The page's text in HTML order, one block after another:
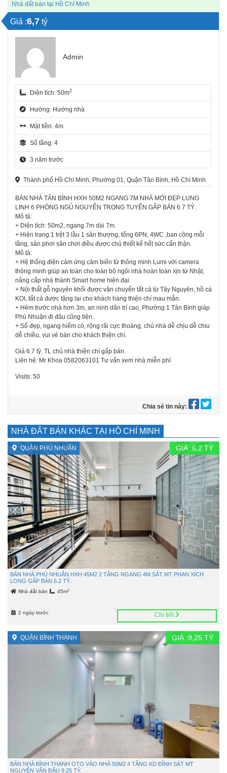
Nhà đất bán tại Hồ Chí Minh
Giá :6,7 tỷ
Admin
Diện tích: 50m2
Hướng: Hướng nhà
Mặt tiền: 4m
Số tầng: 4
3 năm trước
Thành phố Hồ Chí Minh, Phường 01, Quận Tân Bình, Hồ Chí Minh
BÁN NHÀ TÂN BÌNH HXH 50M2 NGANG 7M NHÀ MỚI ĐẸP LUNG
LINH 6 PHÒNG NGỦ NGUYỄN TRỌNG TUYỂN GẤP BÁN 6.7 TỶ.
Mô tả:
+ Diện tích: 50m2, ngang 7m dài 7m.
+ Hiện trạng 1 trệt 3 lầu 1 sân thượng, tổng 6PN, 4WC ,ban công mỗi
tầng, sân phơi sân chơi điều được chủ thiết kế hết sức cẩn thận.
Mô tả:
+ Hệ thống điện cảm ứng cảm biến từ thông minh Lumi với camera
thông minh giúp an toàn cho toàn bộ ngôi nhà hoàn toàn xịn từ Nhật,
nâng cấp nhà thành Smart home hiện đại.
+ Nội thất gỗ nguyên khối được vận chuyển tất cả từ Tây Nguyên, hồ cá
KOI, tất cả được tặng lại cho khách hàng thiện chí mau mắn.
+ Hẻm trước nhà hơn 3m, an ninh dân trí cao, Phường 1 Tân Bình giáp
Phú Nhuận đi đâu cũng tiện.
+ Sổ đẹp, ngang hiếm có, rộng rãi cực thoáng, chủ nhà dễ chịu dễ chiu
dễ chiều, vui vẻ bán cho khách thiện chí.
Giá 6.7 tỷ. TL chủ nhà thiện chí gấp bán.
Liên hệ: Mr Khoa 0582063101 Tư vấn xem nhà miễn phí
Visits: 50
Chia sẻ tin này:
NHÀ ĐẤT BÁN KHÁC TẠI HỒ CHÍ MINH
QUẬN PHÚ NHUẬN GIÁ :6,2 TỶ
BÁN NHÀ PHÚ NHUẬN HXH 45M2 2 TẦNG NGANG 4M SÁT MT PHAN XÍCH
LONG GẤP BÁN 6.2 TỶ.
Nhà đất bán 45m2
2 ngày trước Chi tiết
QUẬN BÌNH THẠNH GIÁ :9,25 TỶ
BÁN NHÀ BÌNH THẠNH OTO VÀO NHÀ 50M2 4 TẦNG KD ĐỈNH SÁT MT
NGUYỄN VĂN ĐẬU 9.25 TỶ.